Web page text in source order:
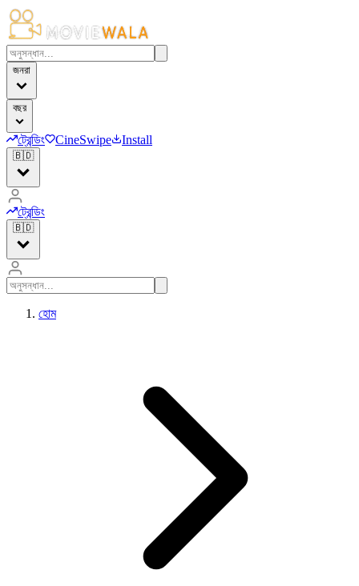
জনরা
বছর
ট্রেন্ডিং CineSwipe Install
🇧🇩
ট্রেন্ডিং
🇧🇩
হোম